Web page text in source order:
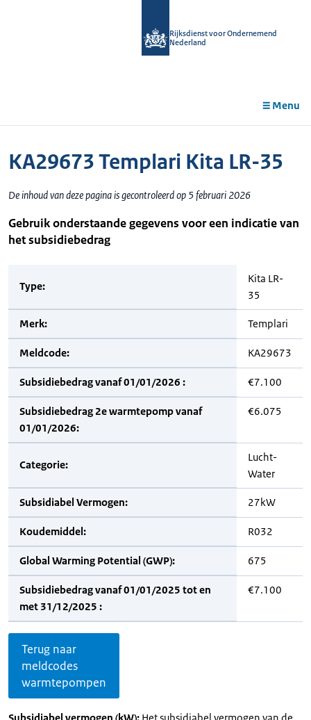
Rijksdienst voor Ondernemend
Nederland
Menu
KA29673 Templari Kita LR-35
De inhoud van deze pagina is gecontroleerd op 5 februari 2026
Gebruik onderstaande gegevens voor een indicatie van
het subsidiebedrag
Type:
Kita LR-
35
Merk: Templari
Meldcode: KA29673
Subsidiebedrag vanaf 01/01/2026 : €7.100
Subsidiebedrag 2e warmtepomp vanaf
01/01/2026:
€6.075
Categorie:
Lucht-
Water
Subsidiabel Vermogen: 27kW
Koudemiddel: R032
Global Warming Potential (GWP): 675
Subsidiebedrag vanaf 01/01/2025 tot en
met 31/12/2025 :
€7.100
Terug naar
meldcodes
warmtepompen